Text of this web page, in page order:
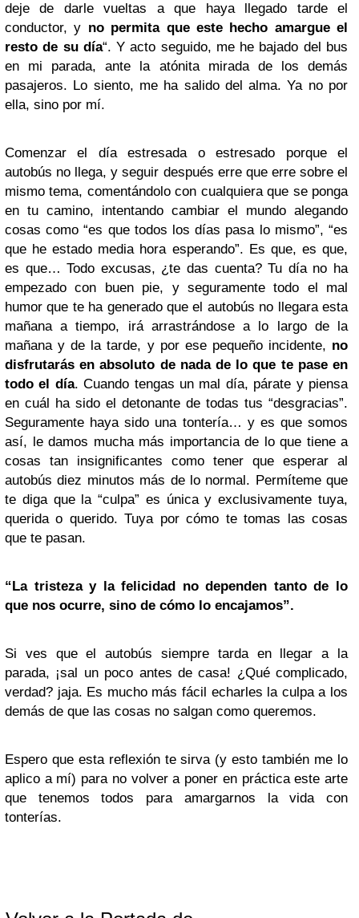
deje de darle vueltas a que haya llegado tarde el
conductor, y no permita que este hecho amargue el
resto de su día“. Y acto seguido, me he bajado del bus
en mi parada, ante la atónita mirada de los demás
pasajeros. Lo siento, me ha salido del alma. Ya no por
ella, sino por mí.
Comenzar el día estresada o estresado porque el
autobús no llega, y seguir después erre que erre sobre el
mismo tema, comentándolo con cualquiera que se ponga
en tu camino, intentando cambiar el mundo alegando
cosas como “es que todos los días pasa lo mismo”, “es
que he estado media hora esperando”. Es que, es que,
es que… Todo excusas, ¿te das cuenta? Tu día no ha
empezado con buen pie, y seguramente todo el mal
humor que te ha generado que el autobús no llegara esta
mañana a tiempo, irá arrastrándose a lo largo de la
mañana y de la tarde, y por ese pequeño incidente, no
disfrutarás en absoluto de nada de lo que te pase en
todo el día. Cuando tengas un mal día, párate y piensa
en cuál ha sido el detonante de todas tus “desgracias”.
Seguramente haya sido una tontería… y es que somos
así, le damos mucha más importancia de lo que tiene a
cosas tan insignificantes como tener que esperar al
autobús diez minutos más de lo normal. Permíteme que
te diga que la “culpa” es única y exclusivamente tuya,
querida o querido. Tuya por cómo te tomas las cosas
que te pasan.
“La tristeza y la felicidad no dependen tanto de lo
que nos ocurre, sino de cómo lo encajamos”.
Si ves que el autobús siempre tarda en llegar a la
parada, ¡sal un poco antes de casa! ¿Qué complicado,
verdad? jaja. Es mucho más fácil echarles la culpa a los
demás de que las cosas no salgan como queremos.
Espero que esta reflexión te sirva (y esto también me lo
aplico a mí) para no volver a poner en práctica este arte
que tenemos todos para amargarnos la vida con
tonterías.